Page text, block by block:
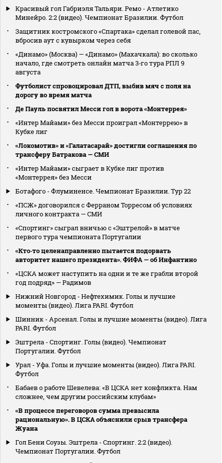
Красивый гол Габриэля Тальяри. Ремо - Атлетико
Минейро. 2:2 (видео). Чемпионат Бразилии. Футбол
Защитник костромского «Спартака» сделал голевой пас,
вбросив аут с кувырком через себя
«Динамо» (Москва) — «Динамо» (Махачкала): во сколько
начало, где смотреть онлайн матча 3‑го тура РПЛ 9
августа
Футболист спровоцировал ДТП, выбив мяч с поля на
дорогу во время матча
Де Пауль посвятил Месси гол в ворота «Монтеррея»
«Интер Майами» без Месси проиграл «Монтеррею» в
Кубке лиг
«Локомотив» и «Галатасарай» достигли соглашения по
трансферу Батракова — СМИ
«Интер Майами» сыграет в Кубке лиг против
«Монтеррея» без Месси
Ботафого - Флуминенсе. Чемпионат Бразилии. Тур 22
«ПСЖ» договорился с Ферраном Торресом об условиях
личного контракта — СМИ
«Спортинг» сыграл вничью с «Эштрелой» в матче
первого тура чемпионата Португалии
«Кто‑то целенаправленно пытается подорвать
авторитет нашего президента». ФИФА — об Инфантино
«ЦСКА может наступить на одни и те же грабли второй
год подряд» — Радимов
Нижний Новгород - Нефтехимик. Голы и лучшие
моменты (видео). Лига PARI. Футбол
Шинник - Арсенал. Голы и лучшие моменты (видео). Лига
PARI. Футбол
Эштрела - Спортинг. Голы (видео). Чемпионат
Португалии. Футбол
Урал - Уфа. Голы и лучшие моменты (видео). Лига PARI.
Футбол
Бабаев о работе Шевелева: «В ЦСКА нет конфликта. Нам
сложнее, чем другим российским клубам»
«В процессе переговоров сумма превысила
рациональную». В ЦСКА объяснили срыв трансфера
Жуана
Гол Бени Соузы. Эштрела - Спортинг. 2:2 (видео).
Чемпионат Португалии. Футбол